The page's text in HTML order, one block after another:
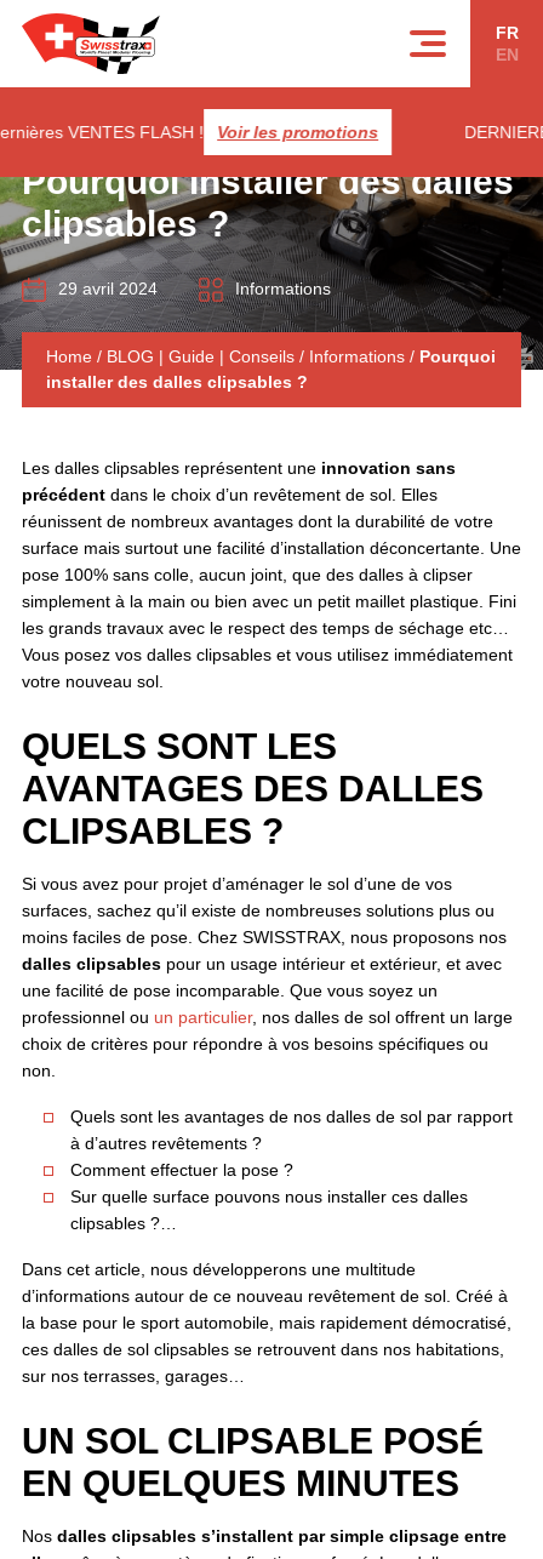
VENTES FLASH ! Voir les promotions
FR
EN
Pourquoi installer des dalles
clipsables ?
29 avril 2024 Informations
Home / BLOG | Guide | Conseils/ Informations/ Pourquoi
installer des dalles clipsables ?
Les dalles clipsables représentent uneinnovation sans
précédent dans le choix d’un revêtement de sol. Elles
réunissent de nombreux avantages dont la durabilité de votre
surface mais surtout une facilité d’installation déconcertante. Une
pose 100% sans colle, aucun joint, que des dalles à clipser
simplement à la main ou bien avec un petit maillet plastique. Fini
les grands travaux avec le respect des temps de séchage etc…
Vous posez vos dalles clipsables et vous utilisez immédiatement
votre nouveau sol.
QUELS SONT LES
AVANTAGES DES DALLES
CLIPSABLES ?
Si vous avez pour projet d’aménager le sol d’une de vos
surfaces, sachez qu’il existe de nombreuses solutions plus ou
moins faciles de pose. Chez SWISSTRAX, nous proposons nos
dalles clipsablespour un usage intérieur et extérieur, et avec
une facilité de pose incomparable. Que vous soyez un
professionnel ou un particulier, nos dalles de sol offrent un large
choix de critères pour répondre à vos besoins spécifiques ou
non.
Quels sont les avantages de nos dalles de sol par rapport
à d’autres revêtements ?
Comment effectuer la pose ?
Sur quelle surface pouvons nous installer ces dalles
clipsables ?…
Dans cet article, nous développerons une multitude
d’informations autour de ce nouveau revêtement de sol. Créé à
la base pour le sport automobile, mais rapidement démocratisé,
ces dalles de sol clipsables se retrouvent dans nos habitations,
sur nos terrasses, garages…
UN SOL CLIPSABLE POSÉ
EN QUELQUES MINUTES
Nosdalles clipsables s’installent par simple clipsage entre
Panneau de gestion des cookies